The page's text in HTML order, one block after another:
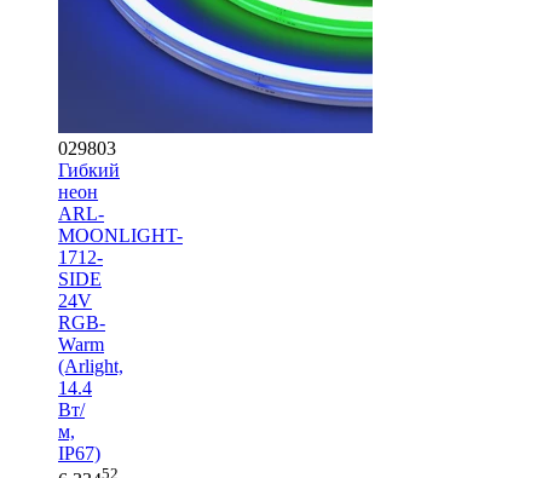
029803
Гибкий
неон
ARL-
MOONLIGHT-
1712-
SIDE
24V
RGB-
Warm
(Arlight,
14.4
Вт/
м,
IP67)
52